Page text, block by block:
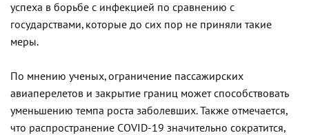
успеха в борьбе с инфекцией по сравнению с
государствами, которые до сих пор не приняли такие
меры.
По мнению ученых, ограничение пассажирских
авиаперелетов и закрытие границ может способствовать
уменьшению темпа роста заболевших. Также отмечается,
что распространение COVID-19 значительно сократится,